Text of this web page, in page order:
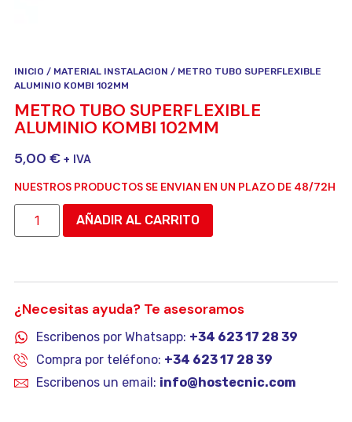
INICIO / MATERIAL INSTALACION / METRO TUBO SUPERFLEXIBLE
ALUMINIO KOMBI 102MM
METRO TUBO SUPERFLEXIBLE
ALUMINIO KOMBI 102MM
5,00 € + IVA
NUESTROS PRODUCTOS SE ENVIAN EN UN PLAZO DE 48/72H
AÑADIR AL CARRITO
¿Necesitas ayuda? Te asesoramos
Escribenos por Whatsapp: +34 623 17 28 39
Compra por teléfono: +34 623 17 28 39
Escribenos un email: info@hostecnic.com